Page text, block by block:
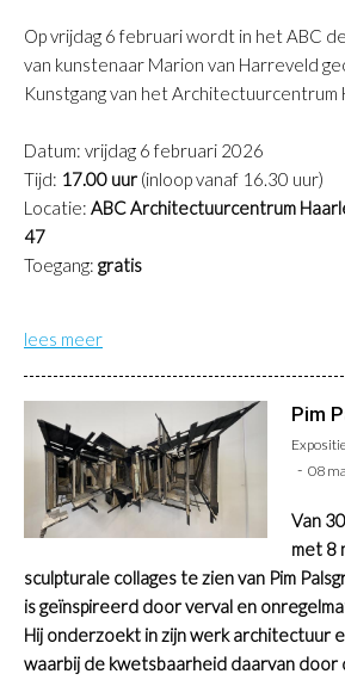
Op vrijdag 6 februari wordt in het ABC
van kunstenaar Marion van Harreveld
Kunstgang van het Architectuurcentrum
Datum: vrijdag 6 februari 2026
Tijd: 17.00 uur (inloop vanaf 16.30 uur)
L ocatie: ABC Architectuurcentrum
47
Toegang: gratis
lees meer
Pim
08
Van
met 8
sculpturale collages te zien van Pim
is geïnspireerd door verval en
Hij onderzoekt in zijn werk architectuur
waarbij de kwetsbaarheid daarvan